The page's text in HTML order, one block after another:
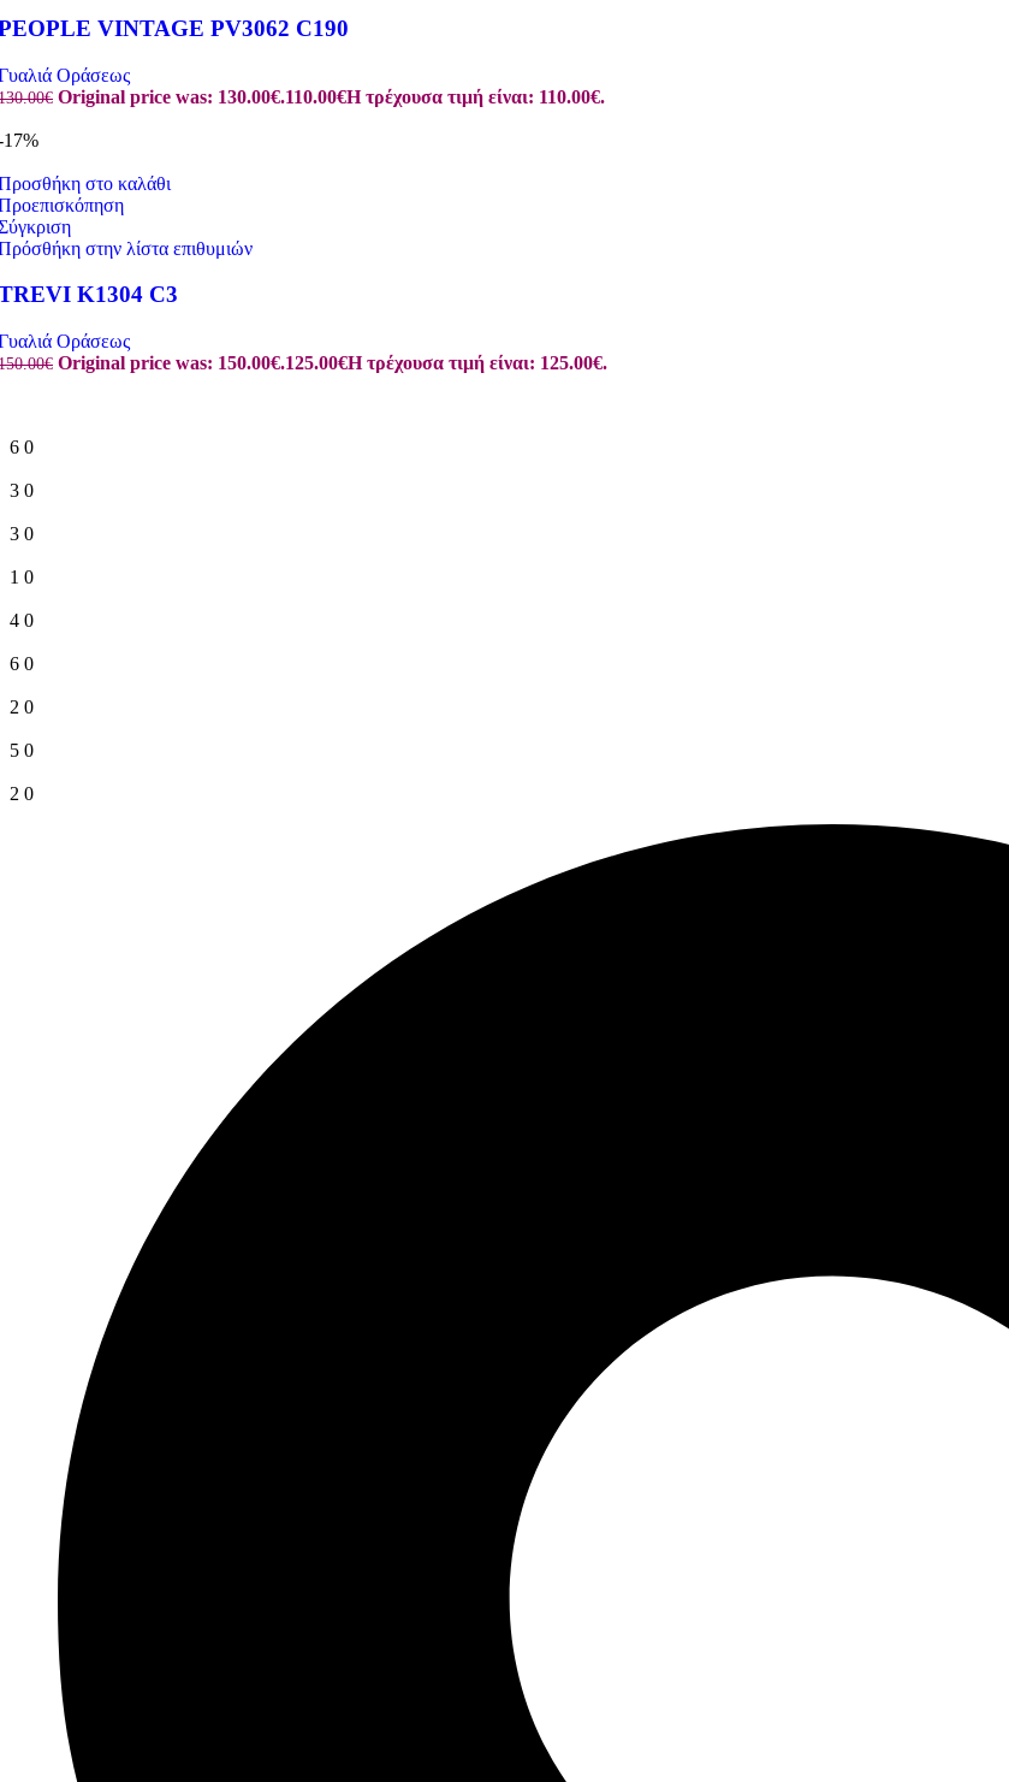
VINTAGE PV3062 C190
Οράσεως
€ Original price was: 130.00€.110.00€Η τρέχουσα τιμή είναι: 110.00€.
17%
στο καλάθι
στην λίστα επιθυμιών
K1304 C3
Οράσεως
€ Original price was: 150.00€.125.00€Η τρέχουσα τιμή είναι: 125.00€.
6 0
3 0
3 0
1 0
4 0
6 0
2 0
5 0
2 0